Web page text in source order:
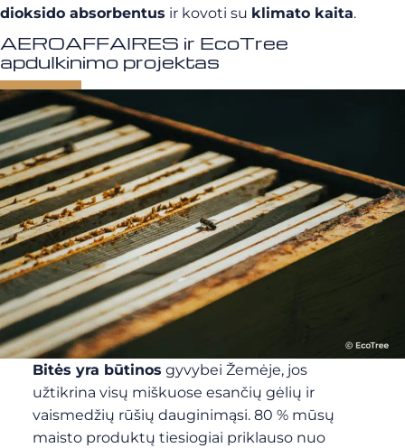
dioksido absorbentus ir kovoti su klimato kaita.
AEROAFFAIRES ir EcoTree
apdulkinimo projektas
Bitės yra būtinos gyvybei Žemėje, jos
užtikrina visų miškuose esančių gėlių ir
vaismedžių rūšių dauginimąsi. 80 % mūsų
maisto produktų tiesiogiai priklauso nuo